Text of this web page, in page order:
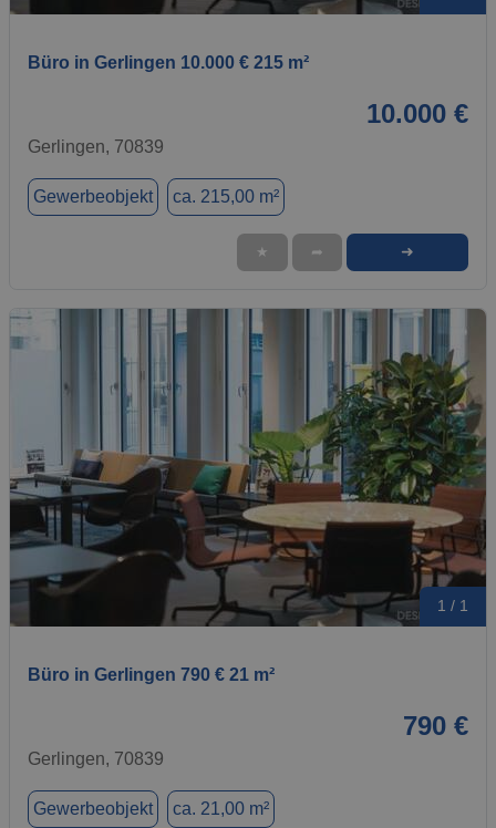
Büro in Gerlingen 10.000 € 215 m²
10.000 €
Gerlingen, 70839
Gewerbeobjekt ca. 215,00 m²
★ ➦ ➜
1 / 1
Büro in Gerlingen 790 € 21 m²
790 €
Gerlingen, 70839
Gewerbeobjekt ca. 21,00 m²